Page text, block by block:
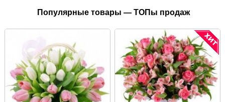
Популярные товары — ТОПы продаж